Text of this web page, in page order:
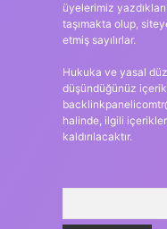
üyelerimiz
taşımakta olup,
etmiş sayılırlar.
Hukuka ve yasal
düşündüğünüz
halinde, ilgili
kaldırılacaktır.